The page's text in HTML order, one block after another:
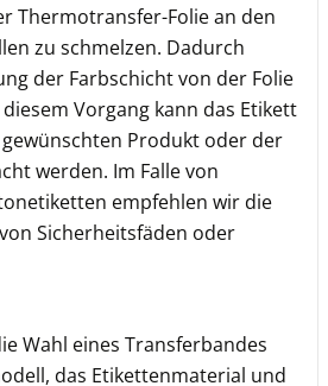
Thermotransfer-Folie an den
zu schmelzen. Dadurch
der Farbschicht von der Folie
Vorgang kann das Etikett
Produkt oder der
werden. Im Falle von
empfehlen wir die
Sicherheitsfäden oder
Wahl eines Transferbandes
das Etikettenmaterial und